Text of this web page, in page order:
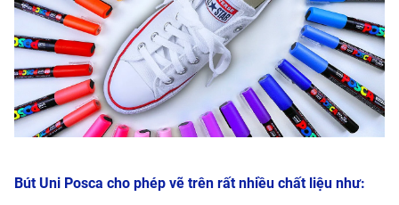
Bút Uni Posca cho phép vẽ trên rất nhiều chất liệu như: